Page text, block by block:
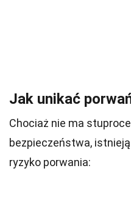
Jak unikać
Chociaż nie ma
bezpieczeństwa,
ryzyko porwania: